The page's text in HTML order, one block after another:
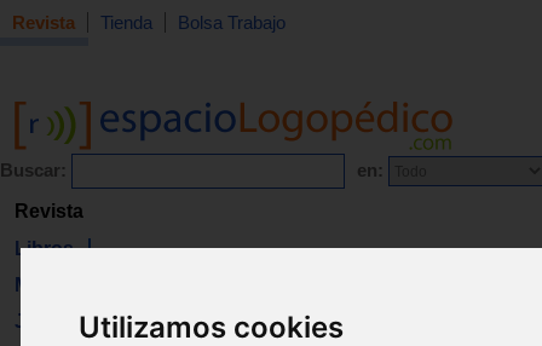
Utilizamos cookies
Revista Tienda Bolsa Trabajo
Buscar: en:
Revista
Libros
Material
Juguetes